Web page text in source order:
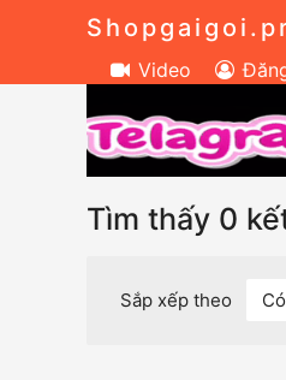
Video
Tìm thấy 0
Sắp xếp theo